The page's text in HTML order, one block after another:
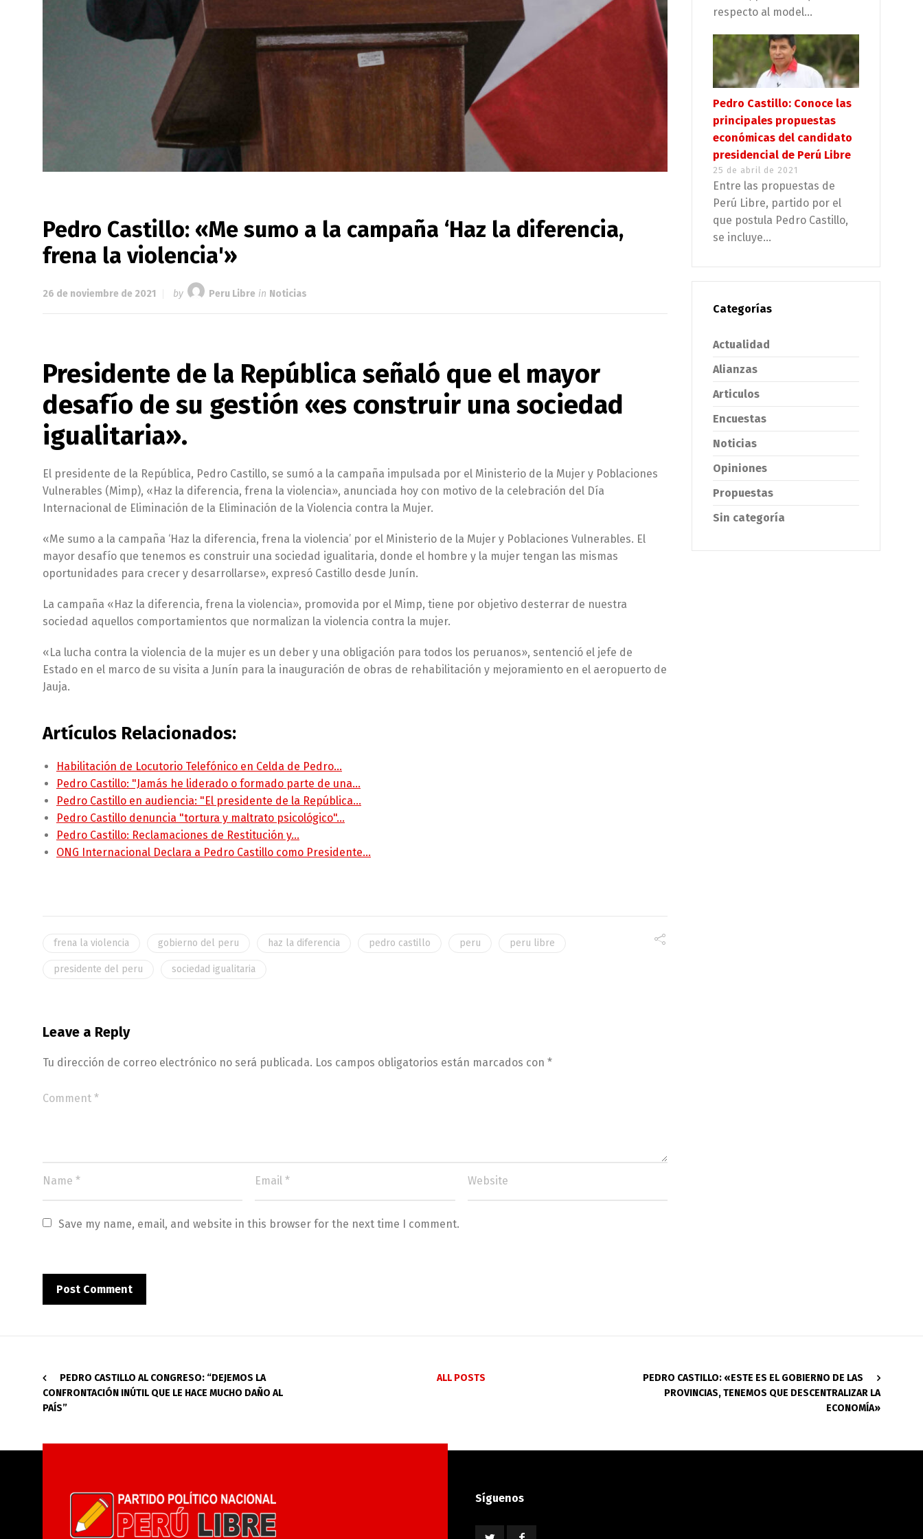
Pedro Castillo: «Me sumo a la campaña ‘Haz la diferencia,
frena la violencia'»
26 de noviembre de 2021 by Peru Libre in Noticias
Presidente de la República señaló que el mayor
desafío de su gestión «es construir una sociedad
igualitaria».
El presidente de la República, Pedro Castillo, se sumó a la campaña impulsada por el Ministerio de la Mujer y Poblaciones
Vulnerables (Mimp), «Haz la diferencia, frena la violencia», anunciada hoy con motivo de la celebración del Día
Internacional de Eliminación de la Eliminación de la Violencia contra la Mujer.
«Me sumo a la campaña ‘Haz la diferencia, frena la violencia’ por el Ministerio de la Mujer y Poblaciones Vulnerables. El
mayor desafío que tenemos es construir una sociedad igualitaria, donde el hombre y la mujer tengan las mismas
oportunidades para crecer y desarrollarse», expresó Castillo desde Junín.
La campaña «Haz la diferencia, frena la violencia», promovida por el Mimp, tiene por objetivo desterrar de nuestra
sociedad aquellos comportamientos que normalizan la violencia contra la mujer.
«La lucha contra la violencia de la mujer es un deber y una obligación para todos los peruanos», sentenció el jefe de
Estado en el marco de su visita a Junín para la inauguración de obras de rehabilitación y mejoramiento en el aeropuerto de
Jauja.
Artículos Relacionados:
Habilitación de Locutorio Telefónico en Celda de Pedro…
Pedro Castillo: "Jamás he liderado o formado parte de una…
Pedro Castillo en audiencia: "El presidente de la República…
Pedro Castillo denuncia "tortura y maltrato psicológico"…
Pedro Castillo: Reclamaciones de Restitución y…
ONG Internacional Declara a Pedro Castillo como Presidente…
frena la violencia gobierno del peru haz la diferencia pedro castillo peru peru libre
presidente del peru sociedad igualitaria
Leave a Reply
Tu dirección de correo electrónico no será publicada. Los campos obligatorios están marcados con *
Save my name, email, and website in this browser for the next time I comment.
respecto al model...
Pedro Castillo: Conoce las
principales propuestas
económicas del candidato
presidencial de Perú Libre
25 de abril de 2021
Entre las propuestas de
Perú Libre, partido por el
que postula Pedro Castillo,
se incluye...
Categorías
Actualidad
Alianzas
Articulos
Encuestas
Noticias
Opiniones
Propuestas
Sin categoría
PEDRO CASTILLO AL CONGRESO: “DEJEMOS LA
CONFRONTACIÓN INÚTIL QUE LE HACE MUCHO DAÑO AL
PAÍS”
ALL POSTS
PEDRO CASTILLO: «ESTE ES EL GOBIERNO DE LAS
PROVINCIAS, TENEMOS QUE DESCENTRALIZAR LA
ECONOMÍA»
Síguenos